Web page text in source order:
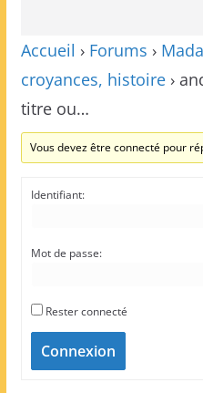
Accueil › Forums ›
croyances, histoire ›
titre ou…
Vous devez être connecté pour
Identifiant:
Mot de passe:
Rester connecté
Connexion